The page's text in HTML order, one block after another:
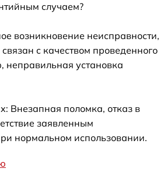
случаем?
возникновение неисправности,
с качеством проведенного
неправильная установка
Внезапная поломка, отказ в
заявленным
нормальном использовании.